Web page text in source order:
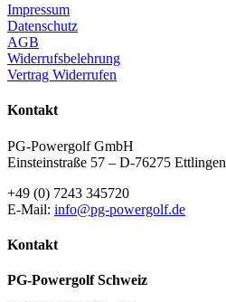
Impressum
Datenschutz
AGB
Widerrufsbelehrung
Vertrag Widerrufen
Kontakt
PG-Powergolf GmbH
Einsteinstraße 57 – D-76275 Ettlingen
+49 (0) 7243 345720
E-Mail: info@pg-powergolf.de
Kontakt
PG-Powergolf Schweiz